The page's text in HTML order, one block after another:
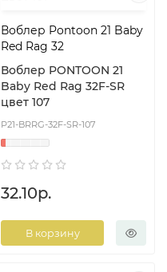
Воблер Pontoon 21 Baby
Red Rag 32
Воблер PONTOON 21
Baby Red Rag 32F-SR
цвет 107
P21-BRRG-32F-SR-107
32.10р.
В корзину